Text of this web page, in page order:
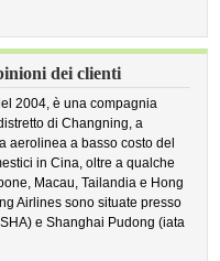
dei clienti
2004, è una compagnia
di Changning, a
aerolinea a basso costo del
in Cina, oltre a qualche
Macau, Tailandia e Hong
Airlines sono situate presso
e Shanghai Pudong (iata